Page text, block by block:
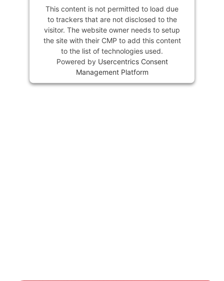
This content is not permitted to load due
to trackers that are not disclosed to the
visitor. The website owner needs to setup
the site with their CMP to add this content
to the list of technologies used.
Powered by Usercentrics Consent
Management Platform